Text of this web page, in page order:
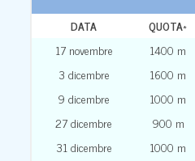
DATA QUOTA*
17 novembre
1400 m
3 dicembre
1600 m
9 dicembre
1000 m
27 dicembre
900 m
31 dicembre
1000 m